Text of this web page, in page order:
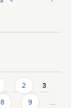
2 3
8 9 …